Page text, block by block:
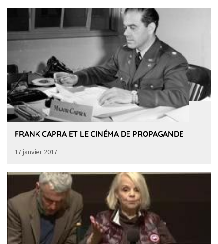
FRANK CAPRA ET LE CINÉMA DE PROPAGANDE
17 janvier 2017